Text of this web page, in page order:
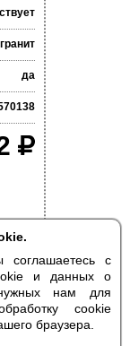
с
и данных о
нам для
cookie
браузера.
да